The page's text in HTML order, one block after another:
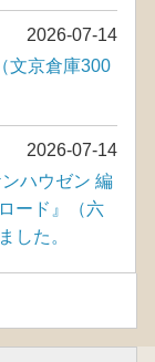
2026-07-14
文京倉庫300
2026-07-14
ハウゼン 編
ード』（六
した。